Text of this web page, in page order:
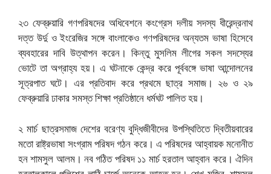
২৩ ফেব্রুয়ারি গণপরিষদের অধিবেশনে কংগ্রেস দলীয় সদস্য ধীরেন্দ্রনাথ
দত্ত উর্দু ও ইংরেজির সঙ্গে বাংলাকেও গণপরিষদের অন্যতম ভাষা হিসেবে
ব্যবহারের দাবি উত্থাপন করেন। কিন্তু মুসলিম লীগের সকল সদস্যের
ভোটে তা অগ্রাহ্য হয়। এ ঘটনাকে কেন্দ্র করে পূর্ববঙ্গে ভাষা আন্দোলনের
সূত্রপাত ঘটে। এর প্রতিবাদ করে প্রথমে ছাত্র সমাজ। ২৬ ও ২৯
ফেব্রুয়ারি ঢাকার সমস্ত শিক্ষা প্রতিষ্ঠানে ধর্মঘট পালিত হয়।
২ মার্চ ছাত্রসমাজ দেশের বরেণ্য বুদ্ধিজীবীদের উপস্থিতিতে দ্বিতীয়বারের
মতো রাষ্ট্রভাষা সংগ্রাম পরিষদ গঠন করে। এ পরিষদের আহ্বায়ক মনোনীত
হন শামসুল আলম। নব গঠিত পরিষদ ১১ মার্চ হরতাল আহ্বান করে। ঐদিন